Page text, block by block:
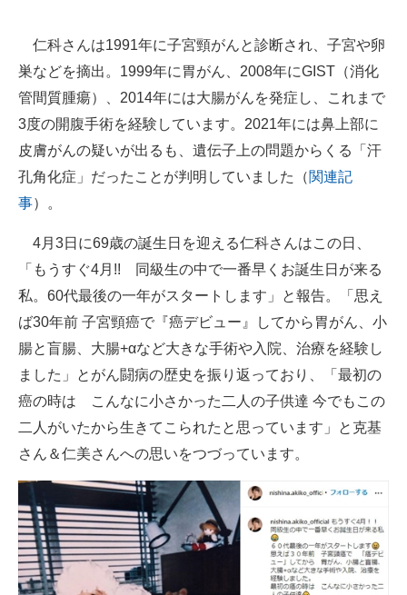
IT製品の技術・比較・事例
製造業のIT導入・活用を支援
モノづくり技術者専門サイト
エレクトロニクス専門サイト
電子設計の基本と応用
エネルギーの専門メディア
建設×テクノロジーの最前線
ちょっと気になるネットの話題
仁科さんは1991年に子宮頸がんと診断され、子宮や卵
巣などを摘出。1999年に胃がん、2008年にGIST（消化
管間質腫瘍）、2014年には大腸がんを発症し、これまで
3度の開腹手術を経験しています。2021年には鼻上部に
皮膚がんの疑いが出るも、遺伝子上の問題からくる「汗
孔角化症」だったことが判明していました（関連記
事）。
4月3日に69歳の誕生日を迎える仁科さんはこの日、
「もうすぐ4月!! 同級生の中で一番早くお誕生日が来る
私。60代最後の一年がスタートします」と報告。「思え
ば30年前 子宮頸癌で『癌デビュー』してから胃がん、小
腸と盲腸、大腸+αなど大きな手術や入院、治療を経験し
ました」とがん闘病の歴史を振り返っており、「最初の
癌の時は こんなに小さかった二人の子供達 今でもこの
二人がいたから生きてこられたと思っています」と克基
さん＆仁美さんへの思いをつづっています。